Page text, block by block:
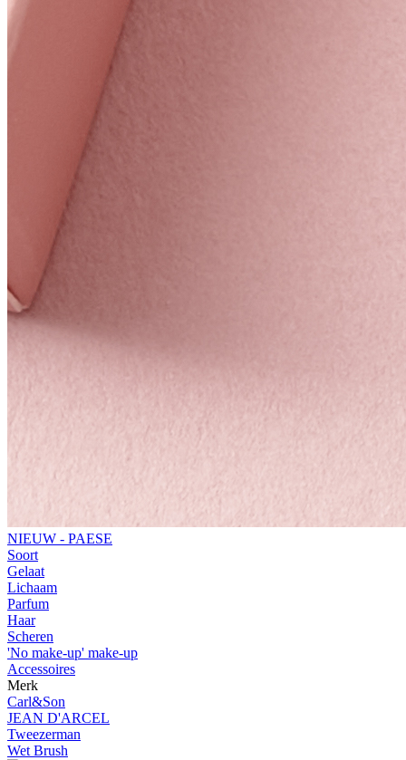
NIEUW - PAESE
Soort
Gelaat
Lichaam
Parfum
Haar
Scheren
'No make-up' make-up
Accessoires
Merk
Carl&Son
JEAN D'ARCEL
Tweezerman
Wet Brush